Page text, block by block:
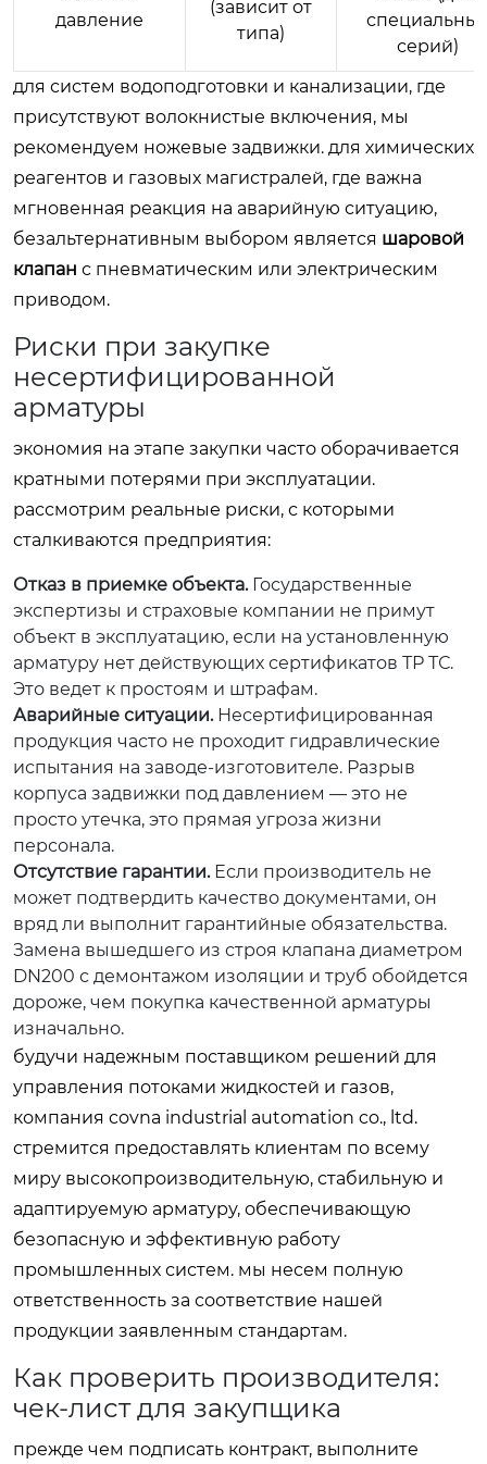
давление
(зависит от
типа)
специальных
серий)
для систем водоподготовки и канализации, где
присутствуют волокнистые включения, мы
рекомендуем ножевые задвижки. для химических
реагентов и газовых магистралей, где важна
мгновенная реакция на аварийную ситуацию,
безальтернативным выбором является шаровой
клапан с пневматическим или электрическим
приводом.
Риски при закупке
несертифицированной
арматуры
экономия на этапе закупки часто оборачивается
кратными потерями при эксплуатации.
рассмотрим реальные риски, с которыми
сталкиваются предприятия:
Отказ в приемке объекта.Государственные
экспертизы и страховые компании не примут
объект в эксплуатацию, если на установленную
арматуру нет действующих сертификатов ТР ТС.
Это ведет к простоям и штрафам.
Аварийные ситуации.Несертифицированная
продукция часто не проходит гидравлические
испытания на заводе-изготовителе. Разрыв
корпуса задвижки под давлением — это не
просто утечка, это прямая угроза жизни
персонала.
Отсутствие гарантии.Если производитель не
может подтвердить качество документами, он
вряд ли выполнит гарантийные обязательства.
Замена вышедшего из строя клапана диаметром
DN200 с демонтажом изоляции и труб обойдется
дороже, чем покупка качественной арматуры
изначально.
будучи надежным поставщиком решений для
управления потоками жидкостей и газов,
компания covna industrial automation co., ltd.
стремится предоставлять клиентам по всему
миру высокопроизводительную, стабильную и
адаптируемую арматуру, обеспечивающую
безопасную и эффективную работу
промышленных систем. мы несем полную
ответственность за соответствие нашей
продукции заявленным стандартам.
Как проверить производителя:
чек-лист для закупщика
прежде чем подписать контракт, выполните